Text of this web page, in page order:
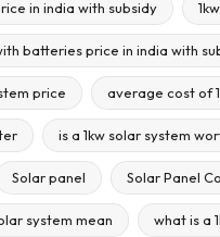
in india with subsidy
batteries price in india with
price average cost of
is a 1kw solar system
Solar panel Solar Panel
system mean what is a